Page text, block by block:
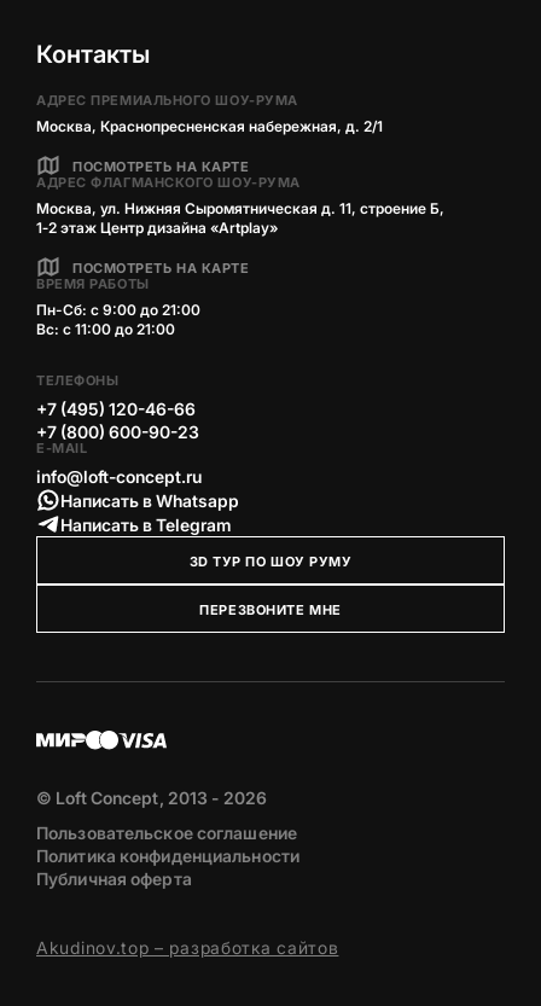
Контакты
АДРЕС ПРЕМИАЛЬНОГО ШОУ-РУМА
Москва, Краснопресненская набережная, д. 2/1
ПОСМОТРЕТЬ НА КАРТЕ
АДРЕС ФЛАГМАНСКОГО ШОУ-РУМА
Москва, ул. Нижняя Сыромятническая д. 11, строение Б,
1‑2 этаж Центр дизайна «Artplay»
ПОСМОТРЕТЬ НА КАРТЕ
ВРЕМЯ РАБОТЫ
Пн-Сб: с 9:00 до 21:00
Вс: с 11:00 до 21:00
ТЕЛЕФОНЫ
+7 (495) 120-46-66
+7 (800) 600-90-23
E-MAIL
info@loft-concept.ru
Написать в Whatsapp
Написать в Telegram
3D ТУР ПО ШОУ РУМУ
ПЕРЕЗВОНИТЕ МНЕ
© Loft Concept, 2013 - 2026
Пользовательское соглашение
Политика конфиденциальности
Публичная оферта
Akudinov.top – разработка сайтов